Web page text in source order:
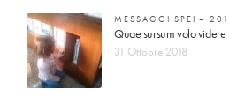
MESSAGGI SPEI –
Quae sursum volo videre
31 Ottobre 2018